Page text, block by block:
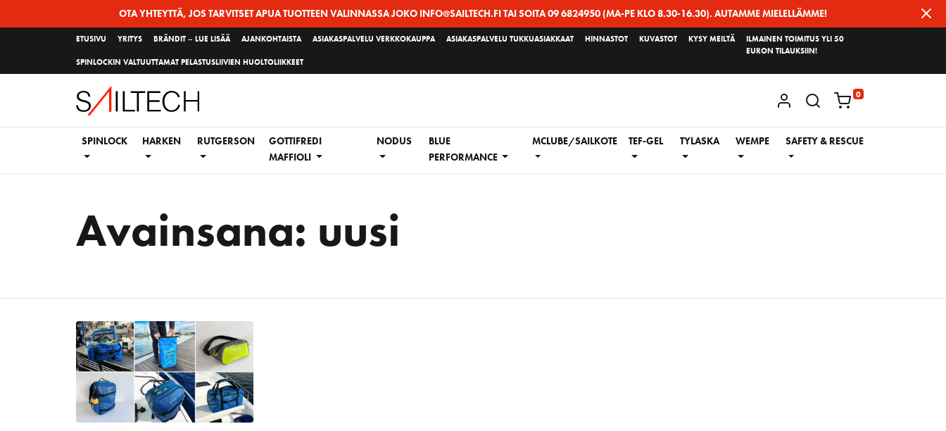
OTA YHTEYTTÄ, JOS TARVITSET APUA TUOTTEEN VALINNASSA JOKO INFO@SAILTECH.FI TAI SOITA 09 6824950 (MA-PE KLO 8.30-16.30). AUTAMME MIELELLÄMME!
ETUSIVU YRITYS BRÄNDIT – LUE LISÄÄ AJANKOHTAISTA ASIAKASPALVELU VERKKOKAUPPA ASIAKASPALVELU TUKKUASIAKKAAT HINNASTOT KUVASTOT KYSY MEILTÄ
SPINLOCKIN VALTUUTTAMAT PELASTUSLIIVIEN HUOLTOLIIKKEET
ILMAINEN TOIMITUS YLI 50
EURON TILAUKSIIN!
KIRJAUDU / REKISTERÖIDY
0
SPINLOCK HARKEN RUTGERSON
GOTTIFREDI
MAFFIOLI
NODUS
BLUE
PERFORMANCE
MCLUBE/SAILKOTE TEF-GEL TYLASKA WEMPE SAFETY & RESCUE
Avainsana: uusi